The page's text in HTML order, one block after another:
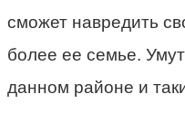
сможет навредить
более ее семье.
данном районе и